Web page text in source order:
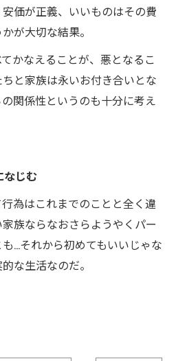
価が正義、いいものはその費
が大切な結果。
かなえることが、悪となるこ
と家族は永いお付き合いとな
関係性というのも十分に考え
なじむ
為はこれまでのことと全く違
族ならなおさらようやくパー
…それから初めてもいいじゃな
な生活なのだ。